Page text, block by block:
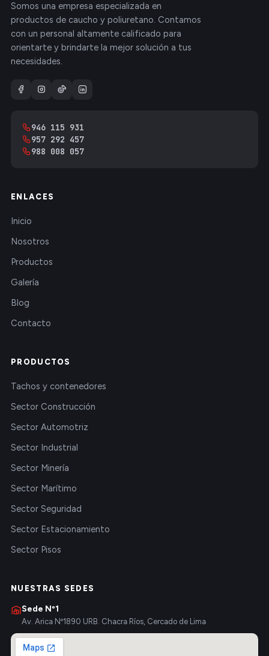
Somos una empresa especializada en
productos de caucho y poliuretano. Contamos
con un personal altamente calificado para
orientarte y brindarte la mejor solución a tus
necesidades.
946 115 931
957 292 457
988 008 057
ENLACES
Inicio
Nosotros
Productos
Galería
Blog
Contacto
PRODUCTOS
Tachos y contenedores
Sector Construcción
Sector Automotriz
Sector Industrial
Sector Minería
Sector Marítimo
Sector Seguridad
Sector Estacionamiento
Sector Pisos
NUESTRAS SEDES
Sede Nº1
Av. Arica Nº1890 URB. Chacra Ríos, Cercado de Lima